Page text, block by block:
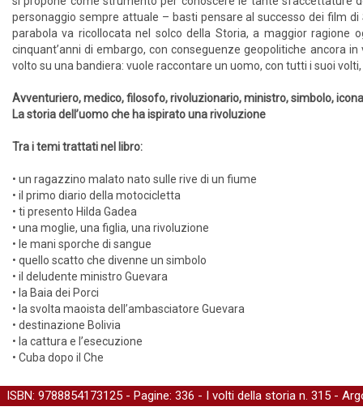
personaggio sempre attuale – basti pensare al successo dei film
parabola va ricollocata nel solco della Storia, a maggior ragione
cinquant’anni di embargo, con conseguenze geopolitiche ancora
volto su una bandiera: vuole raccontare un uomo, con tutti i suoi
Avventuriero, medico, filosofo, rivoluzionario, ministro, simbolo,
La storia dell’uomo che ha ispirato una rivoluzione
Tra i temi trattati nel libro:
• un ragazzino malato nato sulle rive di un fiume
• il primo diario della motocicletta
• ti presento Hilda Gadea
• una moglie, una figlia, una rivoluzione
• le mani sporche di sangue
• quello scatto che divenne un simbolo
• il deludente ministro Guevara
• la Baia dei Porci
• la svolta maoista dell’ambasciatore Guevara
• destinazione Bolivia
• la cattura e l’esecuzione
• Cuba dopo il Che
ISBN: 9788854173125 - Pagine: 336 - I volti della storia n. 315 -